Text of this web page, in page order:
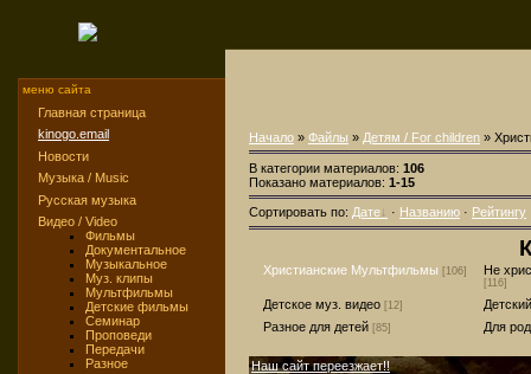
меню сайта
Главная страница
kinogo.email
Новости
Музыка / Music
Русская музыка
Видео / Video
Фильмы
Документальное
Музыкальное
Муз. клипы
Мультфильмы
Детские фильмы
Семинар
Проповеди
Передачи
Разное
Начало » Файлы » Детям / For children »
В категории материалов: 106
Показано материалов: 1-15
Сортировать по: Дате · Названию · Рейтингу
Христианские Мультфильмы [106] Не
[116]
Детское муз. видео [12]
Разное для детей [85] Для
Наш сайт переезжает!!